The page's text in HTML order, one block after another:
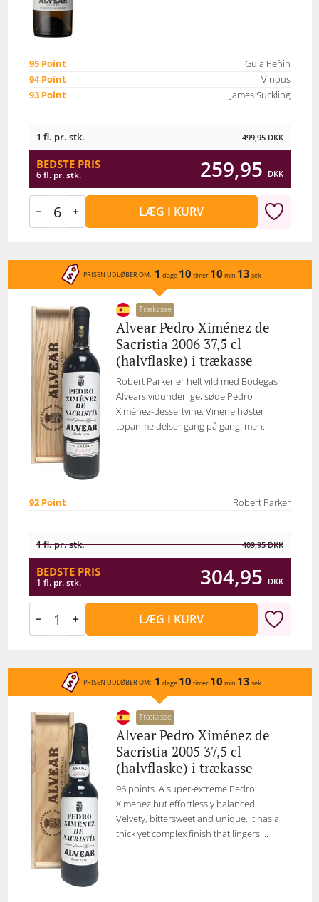
95 Point
Guia Peñin
94 Point
Vinous
93 Point
James Suckling
1 fl. pr. stk. 499,95 DKK
BEDSTE PRIS
6 fl. pr. stk. 259,95 DKK
LÆG I KURV
PRISEN UDLØBER OM: 1 dage 10 timer 10 min 13 sek
Trækasse
Alvear Pedro Ximénez de
Sacristia 2006 37,5 cl
(halvflaske) i trækasse
Robert Parker er helt vild med Bodegas
Alvears vidunderlige, søde Pedro
Ximénez-dessertvine. Vinene høster
topanmeldelser gang på gang, men...
92 Point Robert Parker
1 fl. pr. stk. 409,95DKK
BEDSTE PRIS
1 fl. pr. stk. 304,95 DKK
LÆG I KURV
PRISEN UDLØBER OM: 1 dage 10 timer 10 min 13 sek
Trækasse
Alvear Pedro Ximénez de
Sacristia 2005 37,5 cl
(halvflaske) i trækasse
96 points. A super-extreme Pedro
Ximenez but effortlessly balanced...
Velvety, bittersweet and unique, it has a
thick yet complex finish that lingers ...